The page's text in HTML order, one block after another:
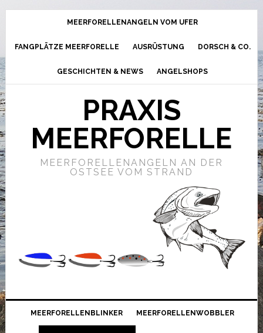
MEERFORELLENANGELN VOM UFER
FANGPLÄTZE MEERFORELLE AUSRÜSTUNG DORSCH & CO.
GESCHICHTEN & NEWS ANGELSHOPS
PRAXIS
MEERFORELLE
MEERFORELLENANGELN AN DER
OSTSEE VOM STRAND
MEERFORELLENBLINKER MEERFORELLENWOBBLER